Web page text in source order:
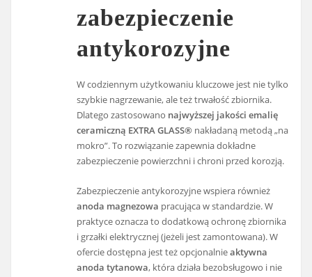
zabezpieczenie
antykorozyjne
W codziennym użytkowaniu kluczowe jest nie tylko
szybkie nagrzewanie, ale też trwałość zbiornika.
Dlatego zastosowano najwyższej jakości emalię
ceramiczną EXTRA GLASS® nakładaną metodą „na
mokro”. To rozwiązanie zapewnia dokładne
zabezpieczenie powierzchni i chroni przed korozją.
Zabezpieczenie antykorozyjne wspiera również
anoda magnezowa pracująca w standardzie. W
praktyce oznacza to dodatkową ochronę zbiornika
i grzałki elektrycznej (jeżeli jest zamontowana). W
ofercie dostępna jest też opcjonalnieaktywna
anoda tytanowa, która działa bezobsługowo i nie